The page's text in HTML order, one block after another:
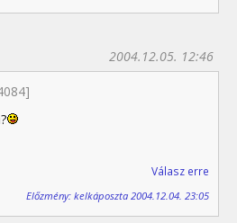
2004.12.05. 12:46
Válasz erre
Előzmény: kelkáposzta 2004.12.04. 23:05